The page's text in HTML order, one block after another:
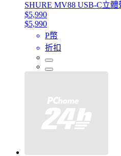
SHURE MV88 USB-C立
$5,990
$5,990
P幣
折扣